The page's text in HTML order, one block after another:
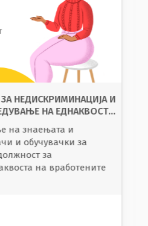
И РАСНА
на дискриминација
и расна